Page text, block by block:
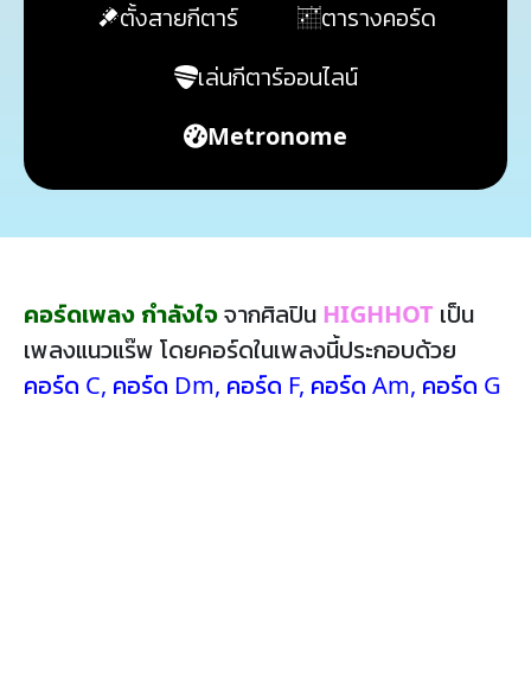
ตั้งสายกีตาร์
ตารางคอร์ด
เล่นกีตาร์ออนไลน์
Metronome
คอร์ดเพลง กำลังใจจากศิลปิน HIGHHOT เป็น
เพลงแนวแร๊พ โดยคอร์ดในเพลงนี้ประกอบด้วย
คอร์ด C, คอร์ด Dm, คอร์ด F, คอร์ด Am, คอร์ด G